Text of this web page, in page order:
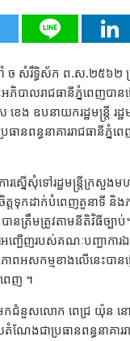
ាំ ច សំរឹទ្ធិស័ក ព.ស.២៥៦២
បាល​រាជធានី​ភ្នំពេញ​បា
ង ឧបនាយករដ្ឋមន្ត្រី រដ្ឋ
ាន​ពន្ធនាគារ​រាជធានី​ភ្នំព
នើ​សុំ​ទៅ​រដ្ឋមន្ត្រី​ក្រសួងមហ
តទុកដាក់​បំពេញ​តួនាទី និង​ភ
ន​ត្រឹមត្រូវ​តាម​នីតិវិធី​ច្បាប់
ជើ​ញ​របស់​គណៈ​បញ្ជាការ​ឯ
ាព​អសកម្ម​ខាងលើ​នេះបានធ្
ពេញ ។
កជំនួសលោក ពេជ្រ យ៉ុន នោ
ែង​ជា​ប្រធាន​ពន្ធនាគារ​រ